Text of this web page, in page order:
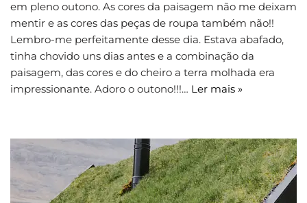
em pleno outono. As cores da paisagem não me deixam
mentir e as cores das peças de roupa também não!!
Lembro-me perfeitamente desse dia. Estava abafado,
tinha chovido uns dias antes e a combinação da
paisagem, das cores e do cheiro a terra molhada era
impressionante. Adoro o outono!!!… Ler mais »